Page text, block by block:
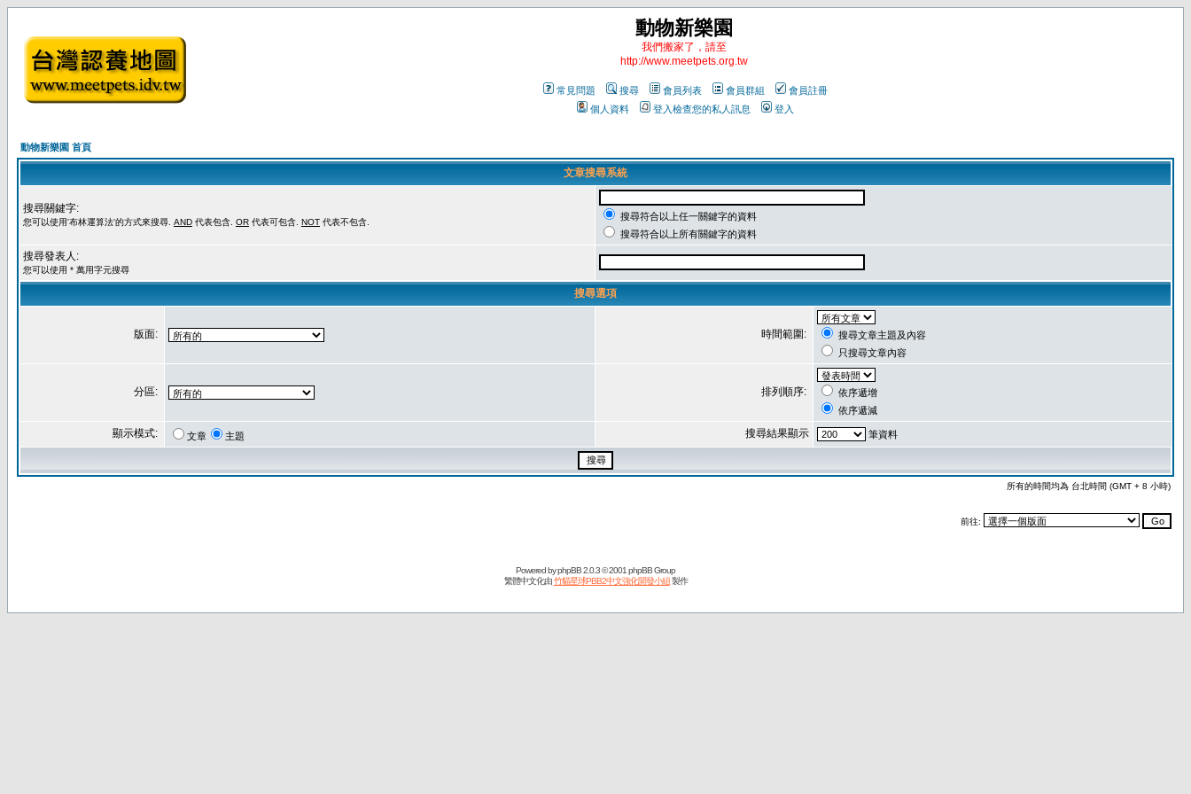
動物新樂園
我們搬家了，請至
http://www.meetpets.org.tw
常見問題 搜尋 會員列表 會員群組
會員註冊
個人資料
登入檢查您的私人訊息 登入
動物新樂園 首頁
文章搜尋系統
搜尋關鍵字:
您可以使用'布林運算法'的方式來搜尋. AND 代表包含. OR 代表可包含. NOT 代表不包含.
搜尋符合以上任一關鍵字的資料
搜尋符合以上所有關鍵字的資料
搜尋發表人:
您可以使用 * 萬用字元搜尋
搜尋選項
版面: 時間範圍:
搜尋文章主題及內容
只搜尋文章內容
分區: 排列順序:
依序遞增
依序遞減
顯示模式: 文章 主題 搜尋結果顯示 筆資料
所有的時間均為 台北時間 (GMT + 8 小時)
前往:
Powered byphpBB2.0.3 © 2001 phpBB Group
繁體中文化由竹貓星球PBB2中文強化開發小組製作